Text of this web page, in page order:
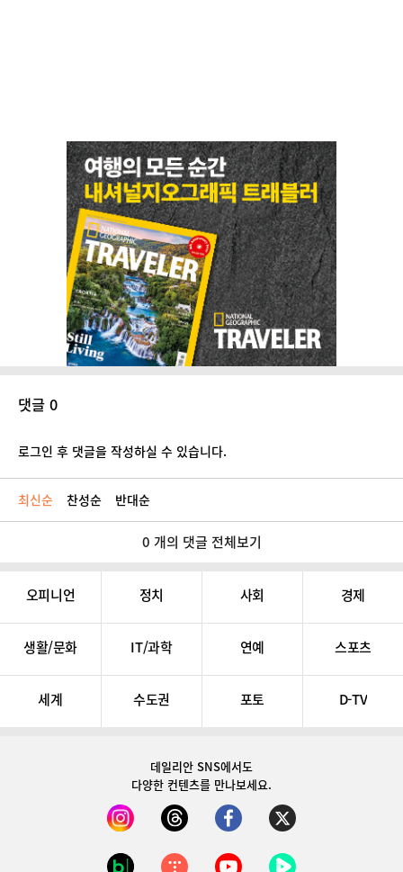
댓글 0
로그인 후 댓글을 작성하실 수 있습니다.
최신순 찬성순 반대순
0 개의 댓글 전체보기
오피니언 정치 사회 경제
생활/문화 IT/과학 연예 스포츠
세계 수도권 포토 D-TV
데일리안 SNS에서도
다양한 컨텐츠를 만나보세요.